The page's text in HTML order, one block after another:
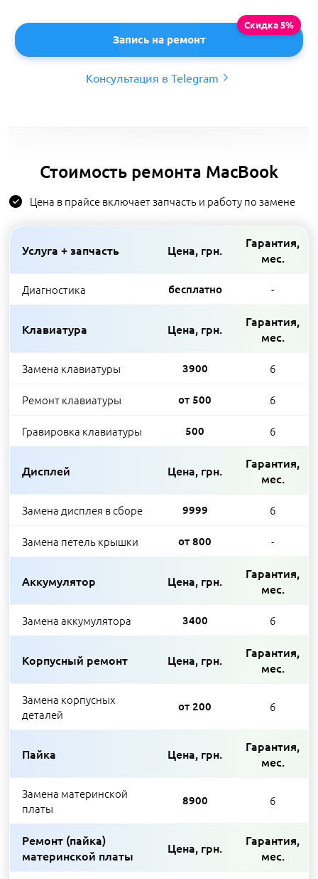
Запись на ремонт
Консультация в Telegram
Стоимость ремонта MacBook
Цена в прайсе включает запчасть и работу по замене
Услуга + запчасть Цена, грн.
Гарантия,
мес.
Диагностика бесплатно -
Клавиатура Цена, грн.
Гарантия,
мес.
Замена клавиатуры 3900 6
Ремонт клавиатуры от 500 6
Гравировка клавиатуры 500 6
Дисплей Цена, грн.
Гарантия,
мес.
Замена дисплея в сборе 9999 6
Замена петель крышки от 800 -
Аккумулятор Цена, грн.
Гарантия,
мес.
Замена аккумулятора 3400 6
Корпусный ремонт Цена, грн.
Гарантия,
мес.
Замена корпусных
деталей
от 200 6
Пайка Цена, грн.
Гарантия,
мес.
Замена материнской
платы
8900 6
Ремонт (пайка)
материнской платы
Цена, грн.
Гарантия,
мес.